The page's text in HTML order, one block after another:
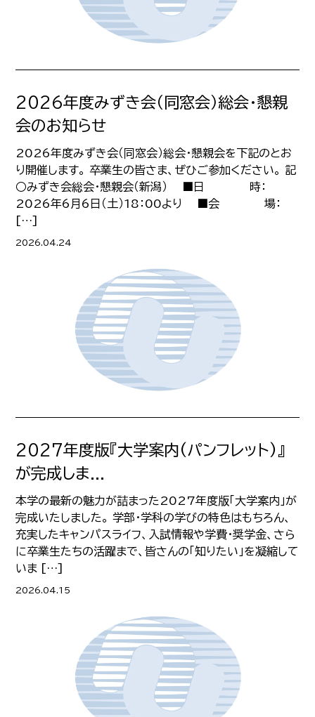
2026年度みずき会（同窓会）総会・懇親
会のお知らせ
2026年度みずき会（同窓会）総会・懇親会を下記のとお
り開催します。 卒業生の皆さま、ぜひご参加ください。 記
○みずき会総会・懇親会（新潟） ■日 時：
2026年6月6日（土）18：00より ■会 場：
[…]
2026.04.24
2027年度版『大学案内(パンフレット)』
が完成しま...
本学の最新の魅力が詰まった2027年度版「大学案内」が
完成いたしました。 学部・学科の学びの特色はもちろん、
充実したキャンパスライフ、入試情報や学費・奨学金、さら
に卒業生たちの活躍まで、皆さんの「知りたい」を凝縮して
いま […]
2026.04.15